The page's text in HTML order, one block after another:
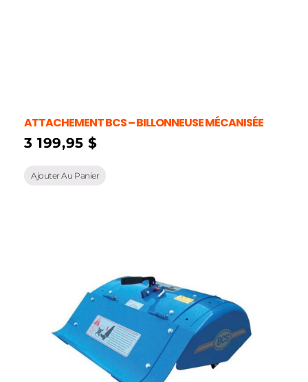
ATTACHEMENT BCS – BILLONNEUSE MÉCANISÉE
3 199,95$
Ajouter Au Panier